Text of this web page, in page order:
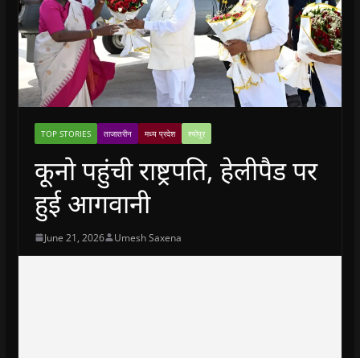
TOP STORIES ताजातरीन मध्य प्रदेश श्योपुर
कूनो पहुंची राष्ट्रपति, हेलीपैड पर
हुई आगवानी
June 21, 2026 Umesh Saxena